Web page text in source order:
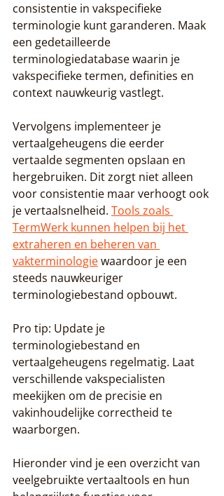
consistentie in vakspecifieke
terminologie kunt garanderen. Maak
een gedetailleerde
terminologiedatabase waarin je
vakspecifieke termen, definities en
context nauwkeurig vastlegt.
Vervolgens implementeer je
vertaalgeheugens die eerder
vertaalde segmenten opslaan en
hergebruiken. Dit zorgt niet alleen
voor consistentie maar verhoogt ook
je vertaalsnelheid. Tools zoals
TermWerk kunnen helpen bij het
extraheren en beheren van
vakterminologie waardoor je een
steeds nauwkeuriger
terminologiebestand opbouwt.
Pro tip: Update je
terminologiebestand en
vertaalgeheugens regelmatig. Laat
verschillende vakspecialisten
meekijken om de precisie en
vakinhoudelijke correctheid te
waarborgen.
Hieronder vind je een overzicht van
veelgebruikte vertaaltools en hun